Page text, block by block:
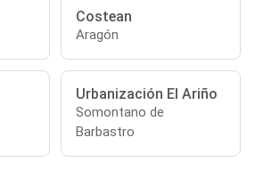
Costean
Aragón
Urbanización El Ariño
Somontano de
Barbastro